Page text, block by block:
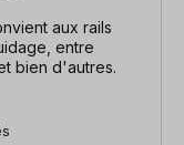
aux rails
entre
bien d'autres.